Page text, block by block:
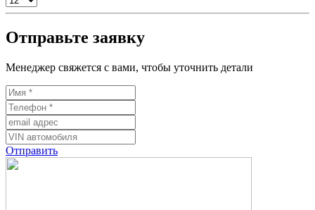
Отправьте заявку
Менеджер свяжется с вами, чтобы уточнить детали
Отправить